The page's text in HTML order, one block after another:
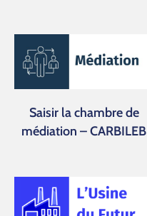
Saisir la chambre de
médiation – CARBILEB